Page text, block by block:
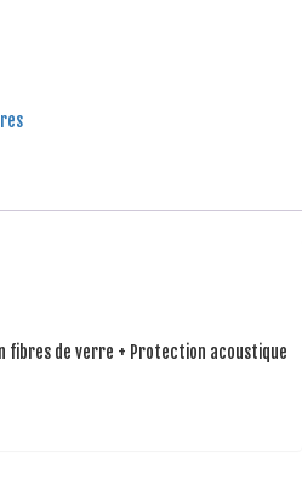
fibres de verre + Protection acoustique